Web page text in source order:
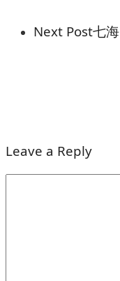
Next Post七海
Leave a Reply